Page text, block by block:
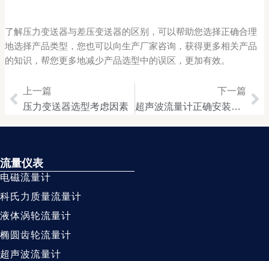
了解压力变送器与差压变送器的区别，可以帮助您选择正确合理
地选择产品类型，您也可以向生产厂家咨询，获得更多相关产品
的知识，帮您更多地减少产品选型中的误区，更加有效。
Prev
上一篇
压力变送器选型考虑因素
下一篇
超声波流量计正确安装标准规范
流量仪表
电磁流量计
科氏力质量流量计
液体涡轮流量计
椭圆齿轮流量计
超声波流量计